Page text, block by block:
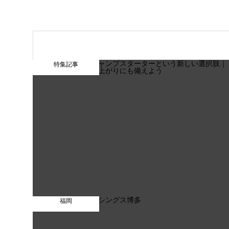
特集記事
福岡